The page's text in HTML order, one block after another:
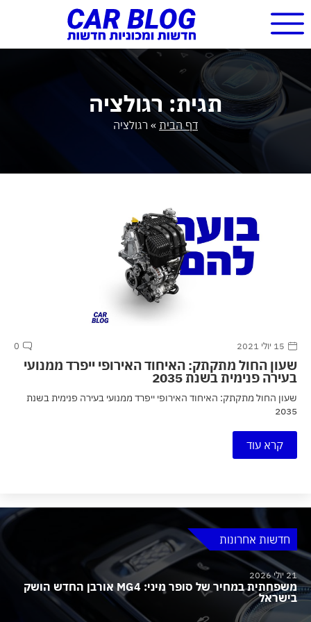
תגית: רגולציה
דף הבית » רגולציה
15 יולי 2021 0
שעון החול מתקתק: האיחוד האירופי ייפרד ממנועי
בעירה פנימית בשנת 2035
שעון החול מתקתק: האיחוד האירופי ייפרד ממנועי בעירה פנימית בשנת
2035
קרא עוד
חדשות אחרונות
21 יולי 2026
משפחתית במחיר של סופר מיני: MG4 אורבן החדש הושק
בישראל